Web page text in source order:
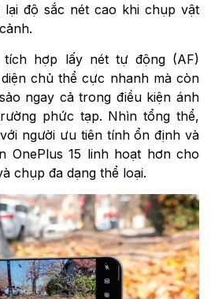
độ sắc nét cao khi chụp vật
tích hợp lấy nét tự động (AF)
chủ thể cực nhanh mà còn
ngay cả trong điều kiện ánh
phức tạp. Nhìn tổng thể,
người ưu tiên tính ổn định và
OnePlus 15 linh hoạt hơn cho
chụp đa dạng thể loại.